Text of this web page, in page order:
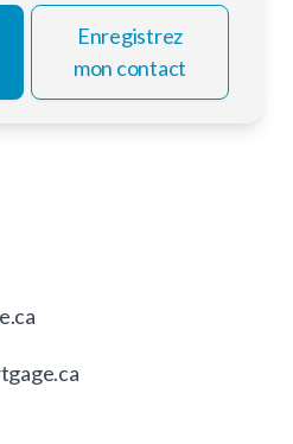
Enregistrez
mon contact